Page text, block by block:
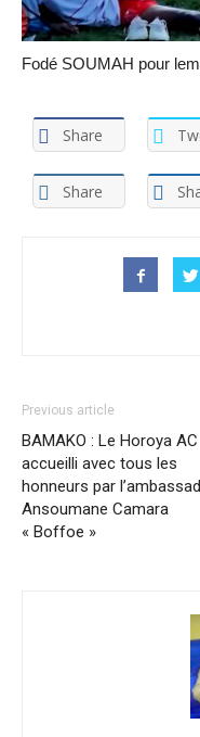
Fodé SOUMAH pour
Share
Share
Previous article
BAMAKO : Le Horoya AC
accueilli avec tous les
honneurs par
Ansoumane Camara
« Boffoe »